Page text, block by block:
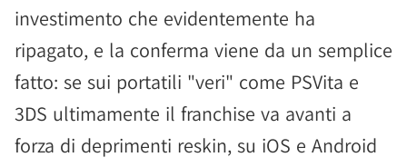
investimento che evidentemente ha
ripagato, e la conferma viene da un semplice
fatto: se sui portatili "veri" come PSVita e
3DS ultimamente il franchise va avanti a
forza di deprimenti reskin, su iOS e Android